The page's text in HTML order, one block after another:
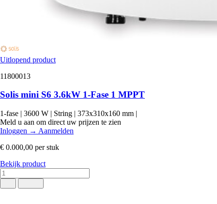
Uitlopend product
11800013
Solis mini S6 3.6kW 1-Fase 1 MPPT
1-fase | 3600 W | String | 373x310x160 mm |
Meld u aan om direct uw prijzen te zien
Inloggen → Aanmelden
€ 0.000,00 per stuk
Bekijk product